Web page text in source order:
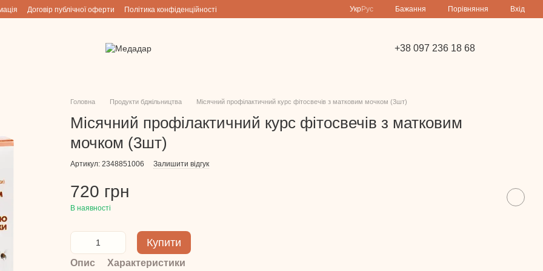
Договір публічної оферти Політика конфіденційності УкрРус Бажання Порівняння Вхід
+38 097 236 18 68
Головна Продукти бджільництва Місячний профілактичний курс фітосвечів з матковим мочком (3шт)
Місячний профілактичний курс фітосвечів з матковим
мочком (3шт)
Артикул: 2348851006 Залишити відгук
720 грн
В наявності
Купити
Опис Характеристики